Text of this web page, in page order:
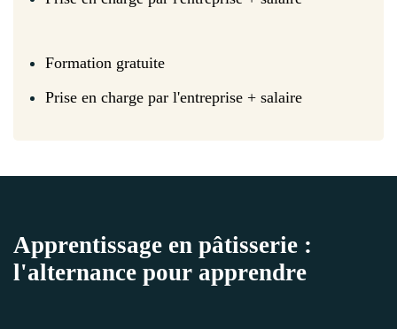
Formation gratuite
Prise en charge par l'entreprise + salaire
Apprentissage en pâtisserie :
l'alternance pour apprendre